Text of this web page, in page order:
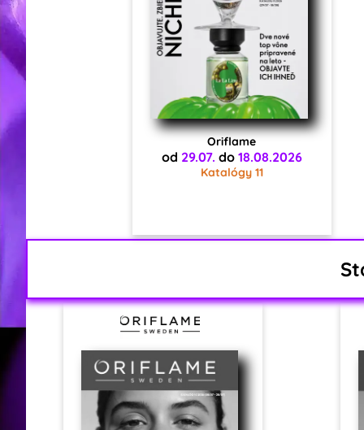
Oriflame
od 29.07. do 18.08.2026
Katalógy 11